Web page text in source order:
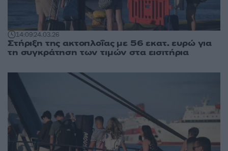
14:0924.03.26
Στήριξη της ακτοπλοΐας με 56 εκατ. ευρώ για
τη συγκράτηση των τιμών στα εισιτήρια